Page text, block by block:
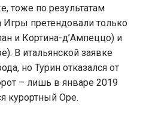
тоже по результатам
претендовали только
и Кортина-д’Ампеццо) и
В итальянской заявке
но Турин отказался от
– лишь в январе 2019
курортный Оре.